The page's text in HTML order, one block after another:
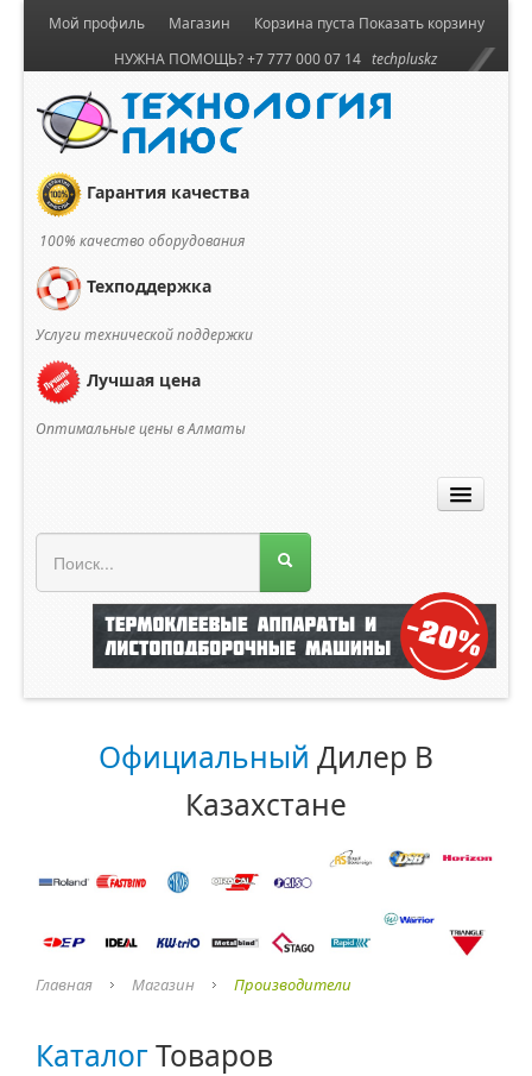
Корзина пуста Показать корзину
Мой профиль
Магазин
НУЖНА ПОМОЩЬ? +7 777 000 07 14 techpluskz
Гарантия качества
100% качество оборудования
Техподдержка
Услуги технической поддержки
Лучшая цена
Оптимальные цены в Алматы
Официальный Дилер В
Казахстане
Главная Магазин Производители
КаталогТоваров